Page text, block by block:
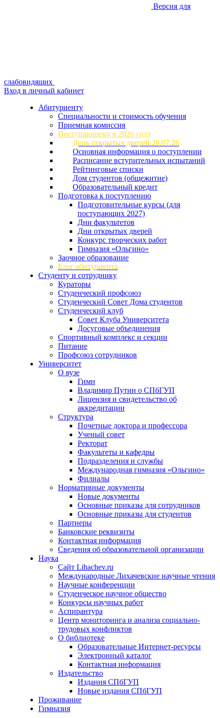
Версия для
слабовидящих
Вход в личный кабинет
Абитуриенту
Специальности и стоимость обучения
Приемная комиссия
Поступающему в 2026 году
День открытых дверей 28.07.26
Основная информация о поступлении
Расписание вступительных испытаний
Рейтинговые списки
Дом студентов (общежитие)
Образовательный кредит
Подготовка к поступлению
Подготовительные курсы (для
поступающих 2027)
Дни факультетов
Дни открытых дверей
Конкурс творческих работ
Гимназия «Ольгино»
Заочное образование
Блог абитуриента
Студенту и сотруднику
Кураторы
Студенческий профсоюз
Студенческий Совет Дома студентов
Студенческий клуб
Совет Клуба Университета
Досуговые объединения
Спортивный комплекс и секции
Питание
Профсоюз сотрудников
Университет
О вузе
Гимн
Владимир Путин о СПбГУП
Лицензия и свидетельство об
аккредитации
Структура
Почетные доктора и профессора
Ученый совет
Ректорат
Факультеты и кафедры
Подразделения и службы
Международная гимназия «Ольгино»
Филиалы
Нормативные документы
Новые документы
Основные приказы для сотрудников
Основные приказы для студентов
Партнеры
Банковские реквизиты
Контактная информация
Сведения об образовательной организации
Наука
Сайт Lihachev.ru
Международные Лихачевские научные чтения
Научные конференции
Студенческое научное общество
Конкурсы научных работ
Аспирантура
Центр мониторинга и анализа социально-
трудовых конфликтов
О библиотеке
Образовательные Интернет-ресурсы
Электронный каталог
Контактная информация
Издательство
Издания СПбГУП
Новые издания СПбГУП
Проживание
Гимназия